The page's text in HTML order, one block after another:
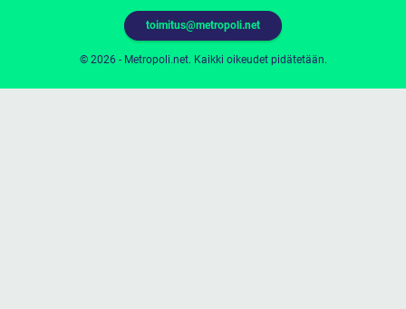
© 2026 - Metropoli.net. Kaikki oikeudet pidätetään.
toimitus@metropoli.net